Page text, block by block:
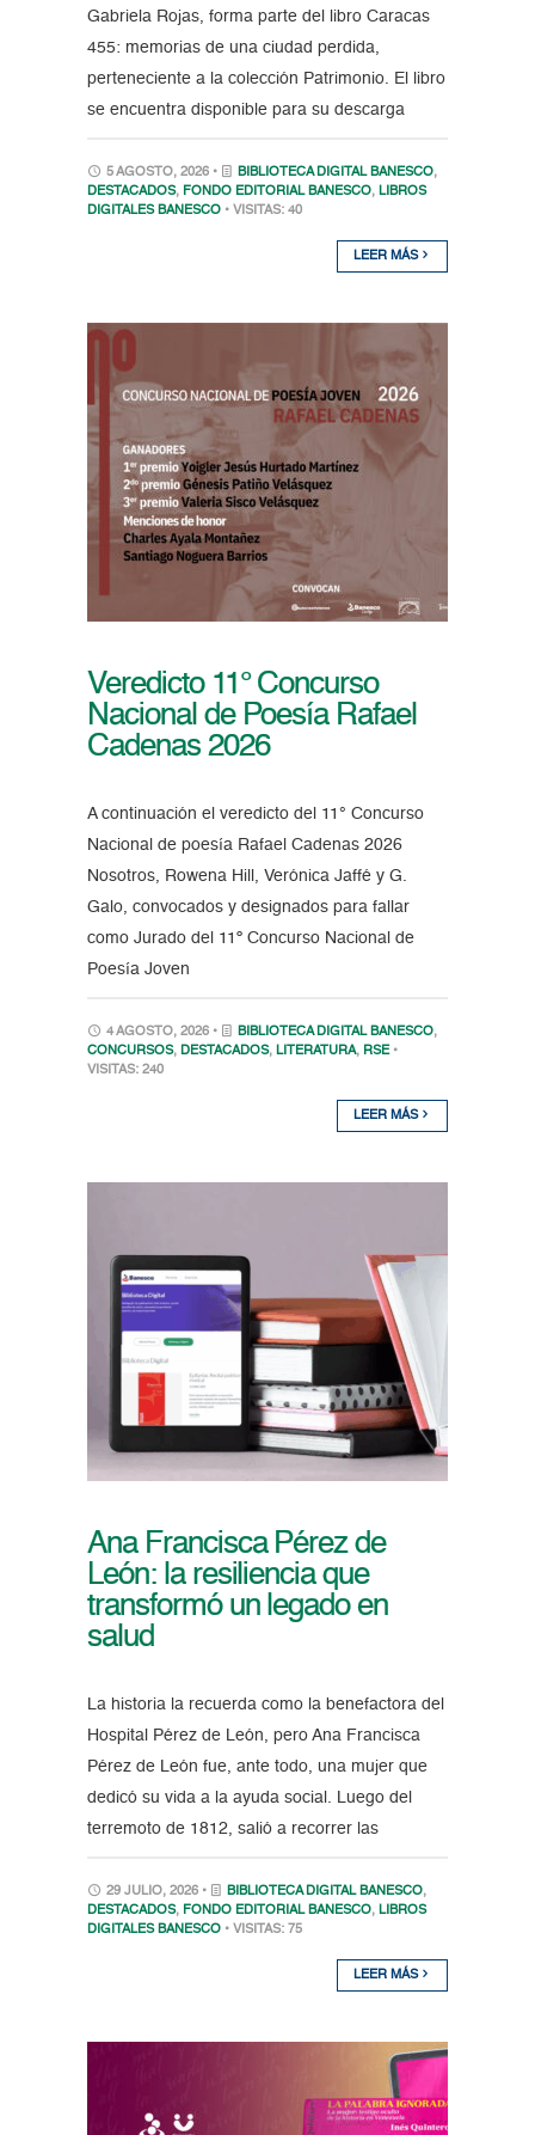
Gabriela Rojas, forma parte del libro Caracas
455: memorias de una ciudad perdida,
perteneciente a la colección Patrimonio. El libro
se encuentra disponible para su descarga
5 AGOSTO, 2026 • BIBLIOTECA DIGITAL BANESCO,
DESTACADOS, FONDO EDITORIAL BANESCO, LIBROS
DIGITALES BANESCO • VISITAS: 40
LEER MÁS
Veredicto 11° Concurso
Nacional de Poesía Rafael
Cadenas 2026
A continuación el veredicto del 11° Concurso
Nacional de poesía Rafael Cadenas 2026
Nosotros, Rowena Hill, Verónica Jaffé y G.
Galo, convocados y designados para fallar
como Jurado del 11º Concurso Nacional de
Poesía Joven
4 AGOSTO, 2026 • BIBLIOTECA DIGITAL BANESCO,
CONCURSOS, DESTACADOS, LITERATURA, RSE •
VISITAS: 240
LEER MÁS
Ana Francisca Pérez de
León: la resiliencia que
transformó un legado en
salud
La historia la recuerda como la benefactora del
Hospital Pérez de León, pero Ana Francisca
Pérez de León fue, ante todo, una mujer que
dedicó su vida a la ayuda social. Luego del
terremoto de 1812, salió a recorrer las
29 JULIO, 2026 • BIBLIOTECA DIGITAL BANESCO,
DESTACADOS, FONDO EDITORIAL BANESCO, LIBROS
DIGITALES BANESCO • VISITAS: 75
LEER MÁS